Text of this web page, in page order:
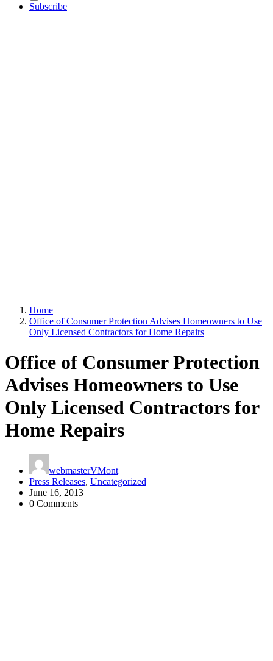
Subscribe
Home
Office of Consumer Protection Advises Homeowners to Use
Only Licensed Contractors for Home Repairs
Office of Consumer Protection
Advises Homeowners to Use
Only Licensed Contractors for
Home Repairs
webmasterVMont
Press Releases, Uncategorized
June 16, 2013
0 Comments